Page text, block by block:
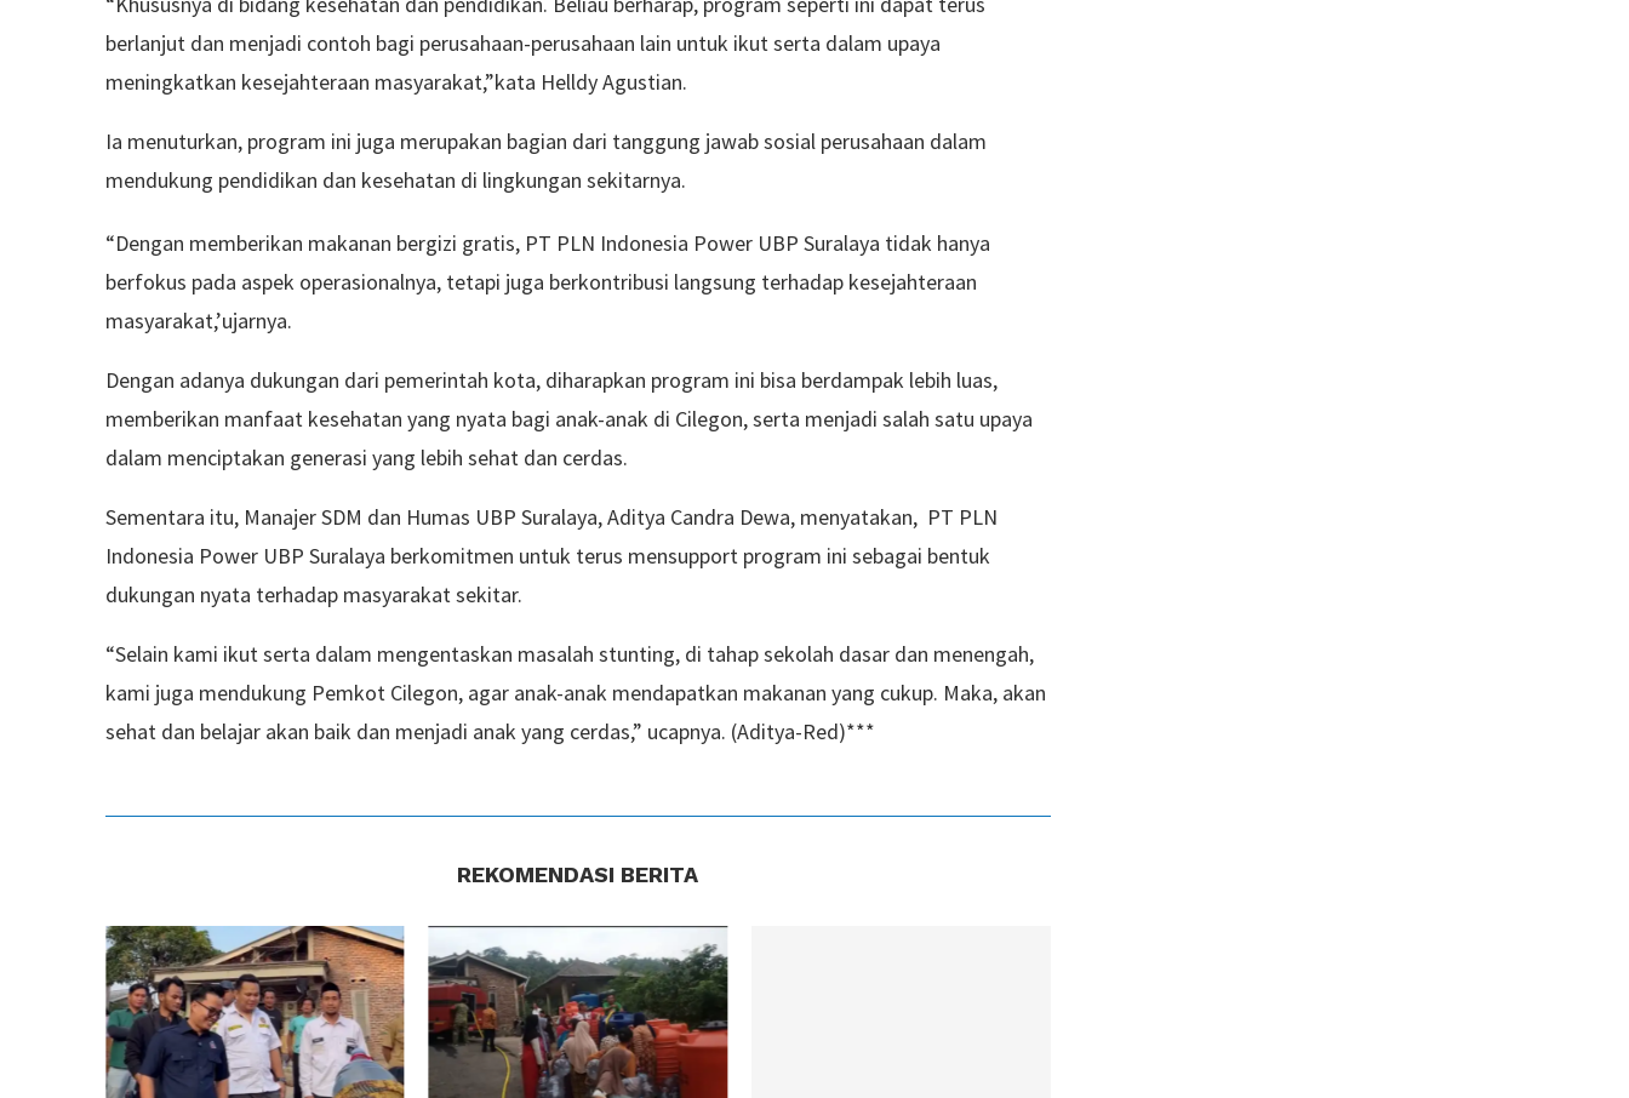
berlanjut dan menjadi contoh bagi perusahaan-perusahaan lain untuk ikut serta dalam upaya
meningkatkan kesejahteraan masyarakat,”kata Helldy Agustian.
Ia menuturkan, program ini juga merupakan bagian dari tanggung jawab sosial perusahaan dalam
mendukung pendidikan dan kesehatan di lingkungan sekitarnya.
“Dengan memberikan makanan bergizi gratis, PT PLN Indonesia Power UBP Suralaya tidak hanya
berfokus pada aspek operasionalnya, tetapi juga berkontribusi langsung terhadap kesejahteraan
masyarakat,’ujarnya.
Dengan adanya dukungan dari pemerintah kota, diharapkan program ini bisa berdampak lebih luas,
memberikan manfaat kesehatan yang nyata bagi anak-anak di Cilegon, serta menjadi salah satu upaya
dalam menciptakan generasi yang lebih sehat dan cerdas.
Sementara itu, Manajer SDM dan Humas UBP Suralaya, Aditya Candra Dewa, menyatakan, PT PLN
Indonesia Power UBP Suralaya berkomitmen untuk terus mensupport program ini sebagai bentuk
dukungan nyata terhadap masyarakat sekitar.
“Selain kami ikut serta dalam mengentaskan masalah stunting, di tahap sekolah dasar dan menengah,
kami juga mendukung Pemkot Cilegon, agar anak-anak mendapatkan makanan yang cukup. Maka, akan
sehat dan belajar akan baik dan menjadi anak yang cerdas,” ucapnya. (Aditya-Red)***
REKOMENDASI BERITA